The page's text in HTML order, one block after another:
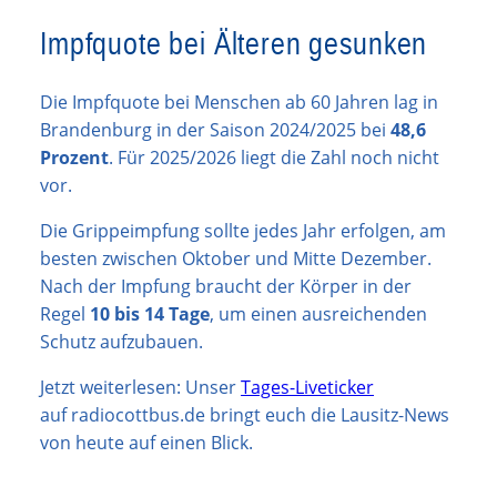
Impfquote bei Älteren gesunken
Die Impfquote bei Menschen ab 60 Jahren lag in
Brandenburg in der Saison 2024/2025 bei 48,6
Prozent. Für 2025/2026 liegt die Zahl noch nicht
vor.
Die Grippeimpfung sollte jedes Jahr erfolgen, am
besten zwischen Oktober und Mitte Dezember.
Nach der Impfung braucht der Körper in der
Regel 10 bis 14 Tage, um einen ausreichenden
Schutz aufzubauen.
Jetzt weiterlesen: UnserTages-Liveticker
auf radiocottbus.de bringt euch die Lausitz-News
von heute auf einen Blick.